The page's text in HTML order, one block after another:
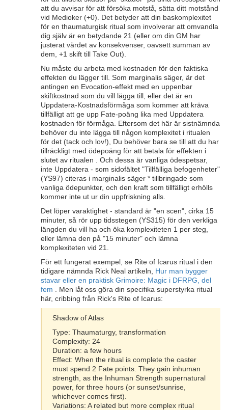
att du avvisar för att försöka motstå, sätta ditt motstånd
vid Medioker (+0). Det betyder att din baskomplexitet
för en thaumaturgisk ritual som involverar att omvandla
dig själv är en betydande 21 (eller om din GM har
justerat värdet av konsekvenser, oavsett summan av
dem, +1 skift till Take Out).
Nu måste du arbeta med kostnaden för den faktiska
effekten du lägger till. Som marginalis säger, är det
antingen en Evocation-effekt med en uppenbar
skiftkostnad som du vill lägga till, eller det är en
Uppdatera-Kostnadsförmåga som kommer att kräva
tillfälligt att ge upp Fate-poäng lika med Uppdatera
kostnaden för förmåga. Eftersom det här är sistnämnda
behöver du inte lägga till någon komplexitet i ritualen
för det (tack och lov!), Du behöver bara se till att du har
tillräckligt med ödepoäng för att betala för effekten i
slutet av ritualen . Och dessa är vanliga ödespetsar,
inte Uppdatera - som sidofältet "Tillfälliga befogenheter"
(YS97) citeras i marginalis säger * tillbringade som
vanliga ödepunkter, och den kraft som tillfälligt erhölls
kommer inte ut ur din uppfriskning alls.
Det löper varaktighet - standard är "en scen", cirka 15
minuter, så rör upp tidsstegen (YS315) för den verkliga
längden du vill ha och öka komplexiteten 1 per steg,
eller lämna den på "15 minuter" och lämna
komplexiteten vid 21.
För ett fungerat exempel, se Rite of Icarus ritual i den
tidigare nämnda Rick Neal artikeln, Hur man bygger
stavar eller en praktisk Grimoire: Magic i DFRPG, del
fem
. Men låt oss göra din specifika superstyrka ritual
här, cribbing från Rick's Rite of Icarus:
Shadow of Atlas
Type: Thaumaturgy, transformation
Complexity: 24
Duration: a few hours
Effect: When the ritual is complete the caster
must spend 2 Fate points. They gain inhuman
strength, as the Inhuman Strength supernatural
power, for three hours (or sunset/sunrise,
whichever comes first).
Variations: A related but more complex ritual